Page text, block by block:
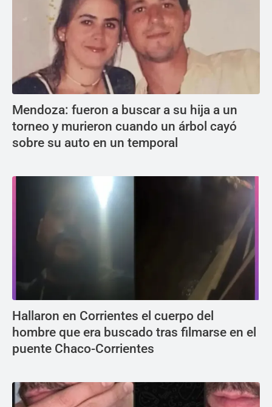
Mendoza: fueron a buscar a su hija a un
torneo y murieron cuando un árbol cayó
sobre su auto en un temporal
Hallaron en Corrientes el cuerpo del
hombre que era buscado tras filmarse en el
puente Chaco-Corrientes